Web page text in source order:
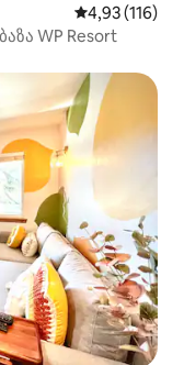
საშუალო
4,93 (116)
WP Resort